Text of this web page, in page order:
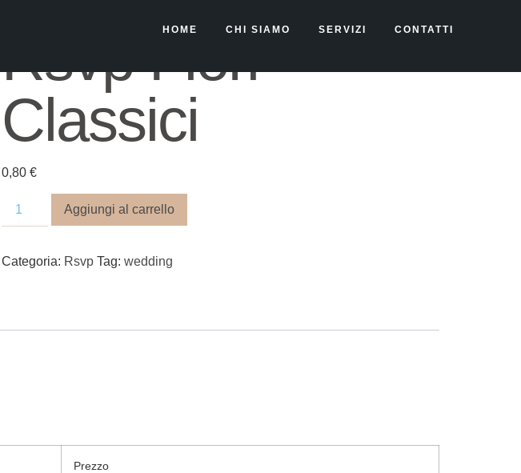
HOME CHI SIAMO SERVIZI CONTATTI
Rsvp Fiori
Classici
0,80 €
Aggiungi al carrello
Categoria: Rsvp Tag: wedding
Prezzo